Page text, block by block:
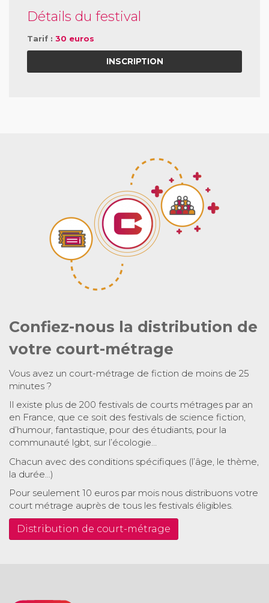
Détails du festival
Tarif : 30 euros
INSCRIPTION
Confiez-nous la distribution de
votre court-métrage
Vous avez un court-métrage de fiction de moins de 25
minutes ?
Il existe plus de 200 festivals de courts métrages par an
en France, que ce soit des festivals de science fiction,
d’humour, fantastique, pour des étudiants, pour la
communauté lgbt, sur l’écologie…
Chacun avec des conditions spécifiques (l’âge, le thème,
la durée…)
Pour seulement 10 euros par mois nous distribuons votre
court métrage auprès de tous les festivals éligibles.
Distribution de court-métrage